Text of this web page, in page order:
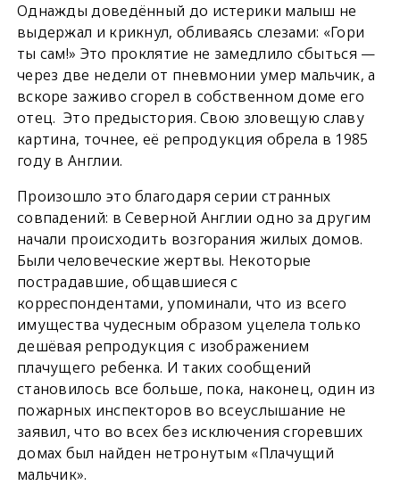
Однажды доведённый до истерики малыш не
выдержал и крикнул, обливаясь слезами: «Гори
ты сам!» Это проклятие не замедлило сбыться —
через две недели от пневмонии умер мальчик, а
вскоре заживо сгорел в собственном доме его
отец. Это предыстория. Свою зловещую славу
картина, точнее, её репродукция обрела в 1985
году в Англии.
Произошло это благодаря серии странных
совпадений: в Северной Англии одно за другим
начали происходить возгорания жилых домов.
Были человеческие жертвы. Некоторые
пострадавшие, общавшиеся с
корреспондентами, упоминали, что из всего
имущества чудесным образом уцелела только
дешёвая репродукция с изображением
плачущего ребенка. И таких сообщений
становилось все больше, пока, наконец, один из
пожарных инспекторов во всеуслышание не
заявил, что во всех без исключения сгоревших
домах был найден нетронутым «Плачущий
мальчик».